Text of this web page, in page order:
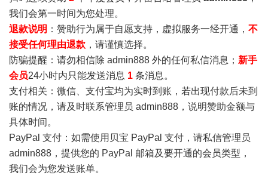
我们会第一时间为您处理。
退款说明 ：赞助行为属于自愿支持，虚拟服务一经开通， 不
接受任何理由退款 ，请谨慎选择。
防骗提醒：请勿相信除 admin888 外的任何私信消息； 新手
会员24小时内只能发送消息 1 条消息。
支付相关：微信、支付宝均为实时到账，若出现付款后未到
账的情况，请及时联系管理员 admin888，说明赞助金额与
具体时间。
PayPal 支付：如需使用贝宝 PayPal 支付，请私信管理员
admin888，提供您的 PayPal 邮箱及要开通的会员类型，
我们会为您发送账单。